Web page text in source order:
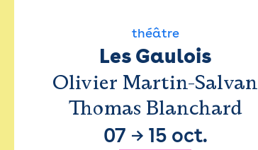
théâtre
Les Gaulois
Olivier Martin-Salvan
Thomas Blanchard
07 → 15 oct.